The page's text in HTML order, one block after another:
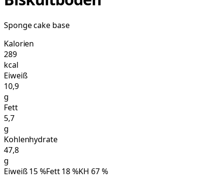
Sponge cake base
Kalorien
289
kcal
Eiweiß
10,9
g
Fett
5,7
g
Kohlenhydrate
47,8
g
Eiweiß15%Fett18%KH 67%